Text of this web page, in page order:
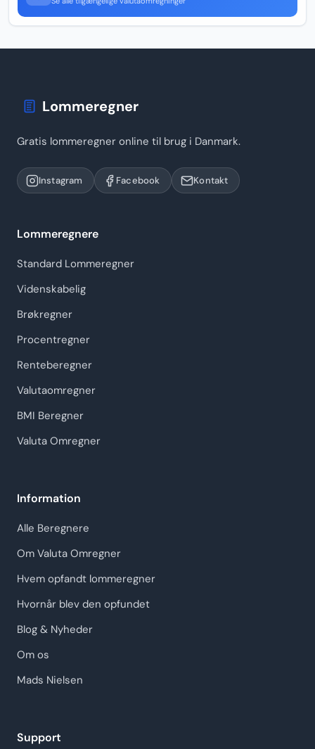
Lommeregner
Gratis lommeregner online til brug i Danmark.
Instagram Facebook Kontakt
Lommeregnere
Standard Lommeregner
Videnskabelig
Brøkregner
Procentregner
Renteberegner
Valutaomregner
BMI Beregner
Valuta Omregner
Information
Alle Beregnere
Om Valuta Omregner
Hvem opfandt lommeregner
Hvornår blev den opfundet
Blog & Nyheder
Om os
Mads Nielsen
Support